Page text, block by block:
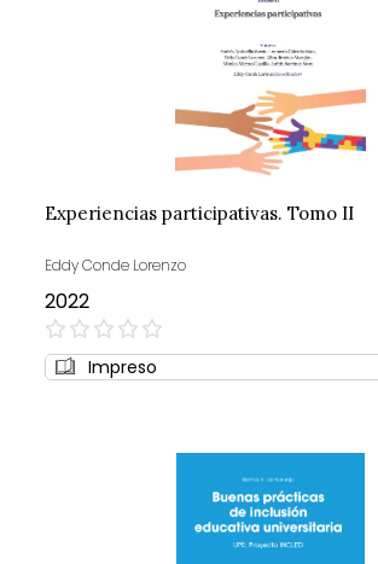
Experiencias participativas. Tomo II
Eddy Conde Lorenzo
2022
0%
Impreso